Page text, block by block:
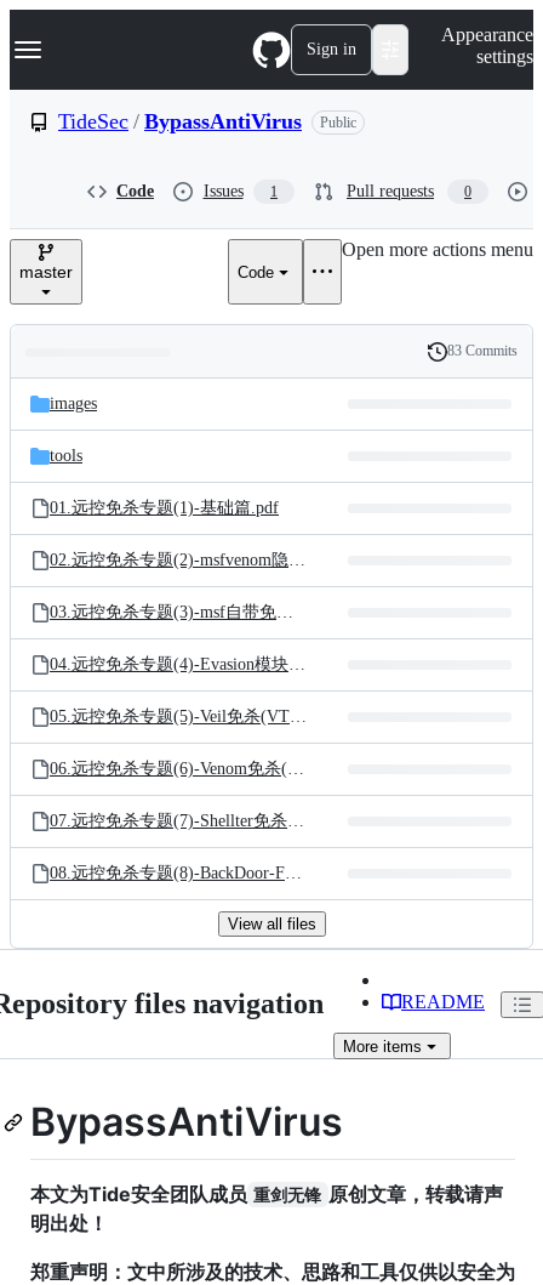
k
p
e
Navigation Menu Sign in
Appearance
settings
TideSec / BypassAntiVirus Public
Code Issues 1 Pull requests 0
master Code
Open more actions menu
and
files
Latest
commit
History
83 Commits
images
tools
01.远控免杀专题(1)-基础篇.pdf
02.远控免杀专题(2)-msfvenom隐藏的参数.pdf
03.远控免杀专题(3)-msf自带免杀(VT免杀率35-69).pdf
04.远控免杀专题(4)-Evasion模块免杀(VT免杀率12-71).pdf
05.远控免杀专题(5)-Veil免杀(VT免杀率23-71).pdf
06.远控免杀专题(6)-Venom免杀(VT免杀率11-71).pdf
07.远控免杀专题(7)-Shellter免杀(VT免杀率7-69).pdf
08.远控免杀专题(8)-BackDoor-Factory免杀(VT免杀率13-71).pdf
View all files
files navigation README
More items
BypassAntiVirus
本文为Tide安全团队成员 重剑无锋 原创文章，转载请声
明出处！
郑重声明：文中所涉及的技术、思路和工具仅供以安全为